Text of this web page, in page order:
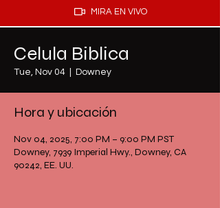
MIRA EN VIVO
Celula Biblica
Tue, Nov 04 Downey
Hora y ubicación
Nov 04, 2025, 7:00 PM – 9:00 PM PST
Downey, 7939 Imperial Hwy., Downey, CA
90242, EE. UU.